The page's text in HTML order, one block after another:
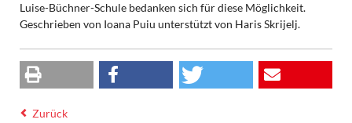
Luise-Büchner-Schule bedanken sich für diese Möglichkeit.
Geschrieben von Ioana Puiu unterstützt von Haris Skrijelj.
Zurück